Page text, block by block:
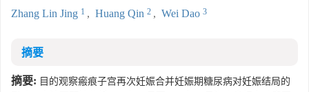
Zhang Lin Jing 1 , Huang Qin 2 , Wei Dao 3
摘要
摘要: 目的观察瘢痕子宫再次妊娠合并妊娠期糖尿病对妊娠结局的